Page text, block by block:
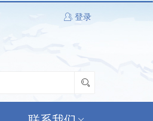
登录